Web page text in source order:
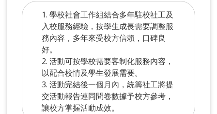
1. 學校社會工作組結合多年駐校社工及
入校服務經驗，按學生成長需要調整服
務內容，多年來受校方信賴，口碑良
好。
2. 活動可按學校需要客制化服務內容，
以配合校情及學生發展需要。
3. 活動完結後一個月內，統籌社工將提
交活動報告連同問卷數據予校方參考，
讓校方掌握活動成效。